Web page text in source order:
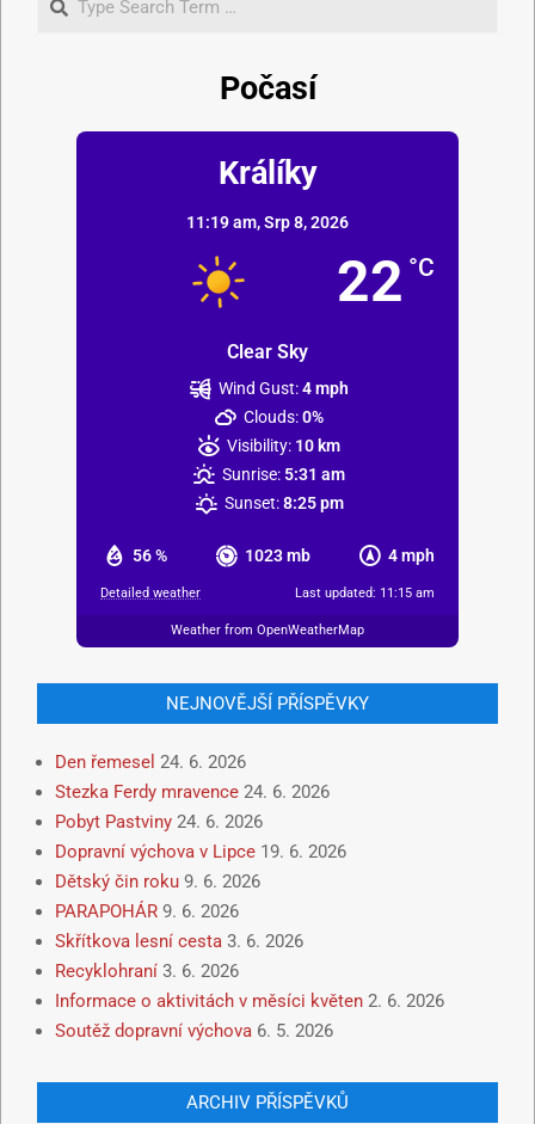
Počasí
Králíky
11:19 am,Srp 8, 2026
22 °C
Clear Sky
56 % 1023 mb 4 mph
Wind Gust:4 mph
Clouds:0%
Visibility: 10 km
Sunrise: 5:31 am
Sunset: 8:25 pm
Detailed weather Last updated: 11:15 am
Weather from OpenWeatherMap
NEJNOVĚJŠÍ PŘÍSPĚVKY
Den řemesel 24. 6. 2026
Stezka Ferdy mravence 24. 6. 2026
Pobyt Pastviny 24. 6. 2026
Dopravní výchova v Lipce 19. 6. 2026
Dětský čin roku 9. 6. 2026
PARAPOHÁR 9. 6. 2026
Skřítkova lesní cesta 3. 6. 2026
Recyklohraní 3. 6. 2026
Informace o aktivitách v měsíci květen 2. 6. 2026
Soutěž dopravní výchova 6. 5. 2026
ARCHIV PŘÍSPĚVKŮ